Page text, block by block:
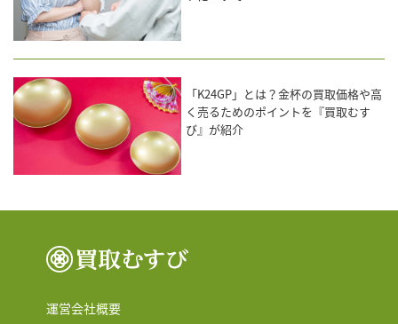
「K24GP」とは？金杯の買取価格や高
く売るためのポイントを『買取むす
び』が紹介
運営会社概要